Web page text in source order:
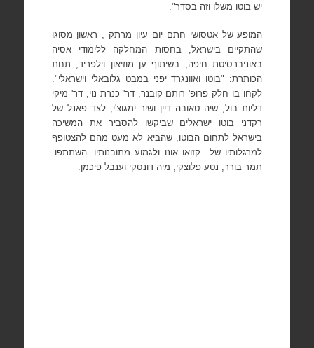
יש בוטו משלו וזה בסדר".
המופע של אטסושי חתם יום עיון מרתק , ראשון מסוגו
שהתקיים בישראל, בחסות המחלקה ללימודי אסיה
באוניברסיטת חיפה, בשיתוף ען מוזיאון וילפריד, תחת
הכותרת: "בוטו ואוונגרד יפני במבט גלובאלי וישראלי".
לקחו בו חלק פרופ' רותם קובנר, דר' כנרת נוי, דר' מיקי
דליות בול, שיה טאובה דיין ושיר ימגוצ'י, לצד פאנל של
רקדני בוטו ישראלים שביקשו להסביר את המשיכה
בישראל לתחום הבוטו, שהביא לא מעט מהם להצטופף
למרגלותיו של
קזואו אונו ולגמוע מתובנותיו. השתתפו:
תמר בורר, נטע פלוצקי, מיה דונסקי וענבל פיכמן.